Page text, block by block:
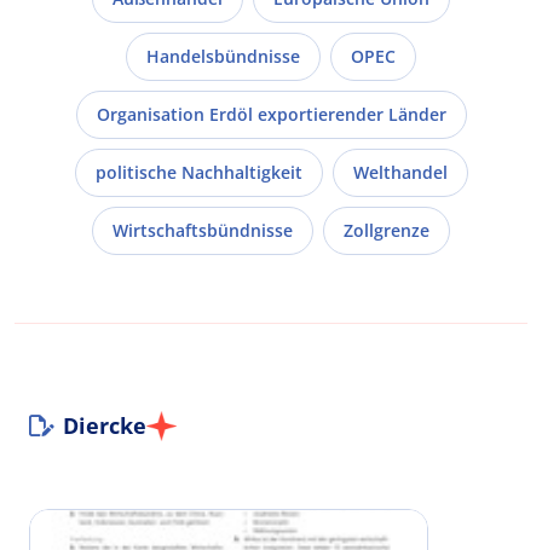
Handelsbündnisse OPEC
Organisation Erdöl exportierender Länder
politische Nachhaltigkeit Welthandel
Wirtschaftsbündnisse Zollgrenze
Diercke